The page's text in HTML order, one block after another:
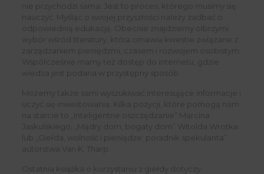
nie przychodzi sama. Jest to proces, którego musimy się
nauczyć. Myśląc o swojej przyszłości należy zadbać o
odpowiednią edukację. Obecnie znajdziemy olbrzymi
wybór wśród literatury, która omawia kwestie związane z
zarządzaniem pieniędzmi, czasem i rozwojem osobistym.
Współcześnie mamy też dostęp do internetu, gdzie
wiedza jest podana w przystępny sposób.
Możemy także sami wyszukiwać interesujące informacje i
uczyć się inwestowania. Kilka pozycji, które pomogą nam
na starcie to „Inteligentne oszczędzanie” Marcina
Jaskulskiego, „Mądry dom, bogaty dom” Witolda Wrotka
lub „Giełda, wolność i pieniądze: poradnik spekulanta”
autorstwa Van K. Tharp.
Ostatnia książka o korzystaniu z giełdy dotyczy